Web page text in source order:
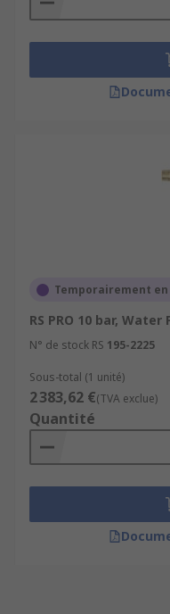
Temporairement
RS PRO 10 bar,
N° de stock RS 195-2225
Sous-total (1 unité)
2 383,62 €(TVA exclue)
Quantité